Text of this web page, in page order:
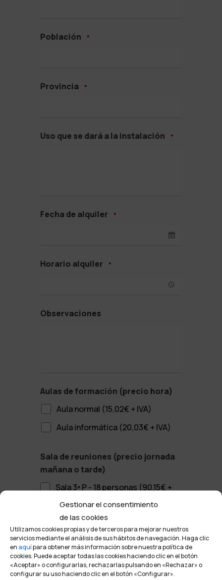
Gestionar el consentimiento
de las cookies
Utilizamos cookies propias y de terceros para mejorar nuestros
servicios mediante el análisis de sus hábitos de navegación. Haga clic
en aquípara obtener más información sobre nuestra política de
cookies. Puede aceptar todas las cookies haciendo clic en el botón
«Aceptar» o configurarlas, rechazarlas pulsando en «Rechazar» o
configurar su uso haciendo clic en el botón «Configurar».
Población *
Provincia *
Uso que se dará a la instalación *
Fecha de alquiler *
Horario alquiler *
Observaciones
Aulas de formación (precio hora)
Aula normal (15,02€ + IVA)
Aula informática (20,03€ + IVA)
Sala de reuniones (precio jornada
mañana o tarde)
Sala 3ª P - 18 personas (90,15€ +
Sala 3ª P - 15 personas (90,15€ +
IVA)
Sala 4ª P - 50 personas (210,35€ +
IVA)